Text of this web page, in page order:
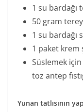
1 su bardağı
50 gram
1 su bardağı
1 paket krem
Süslemek
toz antep
Yunan tatlısının